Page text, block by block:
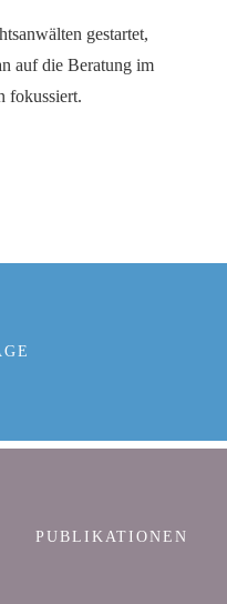
gestartet,
auf die Beratung im
fokussiert.
PUBLIKATIONEN